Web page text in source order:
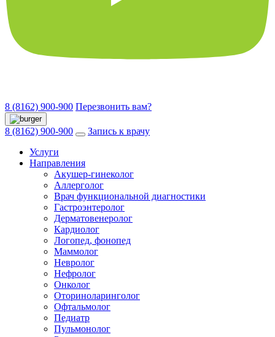
8 (8162) 900-900 Перезвонить вам?
8 (8162) 900-900
Запись к врачу
Услуги
Направления
Акушер-гинеколог
Аллерголог
Врач функциональной диагностики
Гастроэнтеролог
Дерматовенеролог
Кардиолог
Логопед, фонопед
Маммолог
Невролог
Нефролог
Онколог
Оториноларинголог
Офтальмолог
Педиатр
Пульмонолог